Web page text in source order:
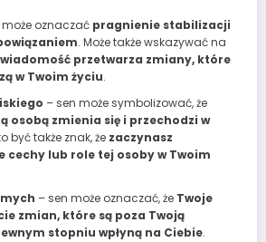
oznaczać pragnienie stabilizacji
. Może także wskazywać na
przetwarza zmiany, które
w Twoim życiu.
– sen może symbolizować, że
osobą zmienia się i przechodzi w
być także znak, że zaczynasz
cechy lub role tej osoby w Twoim
– sen może oznaczać, że Twoje
zmian, które są poza Twoją
stopniu wpłyną na Ciebie.